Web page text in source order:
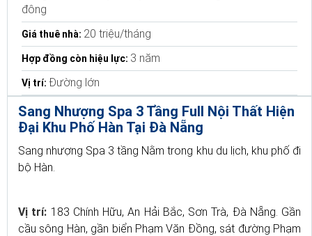
đông
Giá thuê nhà: 20 triệu/tháng
Hợp đồng còn hiệu lực: 3 năm
Vị trí: Đường lớn
Sang Nhượng Spa 3 Tầng Full Nội Thất Hiện
Đại Khu Phố Hàn Tại Đà Nẵng
Sang nhượng Spa 3 tầng Nằm trong khu du lịch, khu phố đi
bộ Hàn.
Vị trí: 183 Chính Hữu, An Hải Bắc, Sơn Trà, Đà Nẵng. Gần
cầu sông Hàn, gần biển Phạm Văn Đồng, sát đường Phạm